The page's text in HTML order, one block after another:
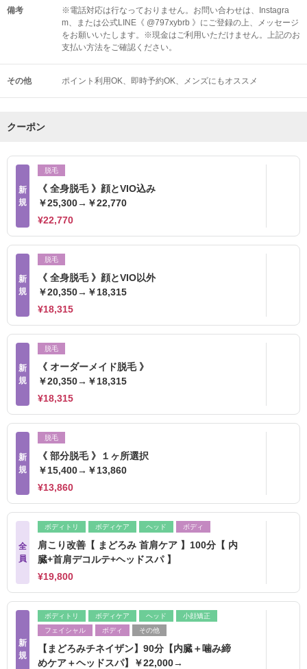
備考
※電話対応は行なっておりません。お問い合わせは、Instagra
m、または公式LINE《 @797xybrb 》にご登録の上、メッセージ
をお願いいたします。※現金はご利用いただけません。上記のお
支払い方法をご確認ください。
その他 ポイント利用OK 即時予約OK メンズにもオススメ
クーポン
新
規
脱毛
《 全身脱毛 》顔とVIO込み
￥25,300→￥22,770
¥22,770
新
規
脱毛
《 全身脱毛 》顔とVIO以外
￥20,350→￥18,315
¥18,315
新
規
脱毛
《 オーダーメイド脱毛 》
￥20,350→￥18,315
¥18,315
新
規
脱毛
《 部分脱毛 》１ヶ所選択
￥15,400→￥13,860
¥13,860
全
員
ボディトリ ボディケア ヘッド ボディ
肩こり改善【 まどろみ 首肩ケア 】100分【 内
臓+首肩デコルテ+ヘッドスパ 】
¥19,800
新
規
ボディトリ ボディケア ヘッド
小顔矯正
フェイシャル
ボディ その他
【まどろみチネイザン】90分【内臓＋噛み締
めケア＋ヘッドスパ】￥22,000→